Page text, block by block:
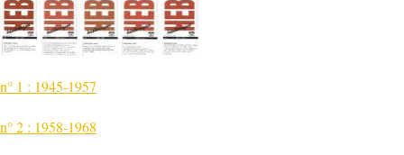
n° 1 : 1945-1957
n° 2 : 1958-1968